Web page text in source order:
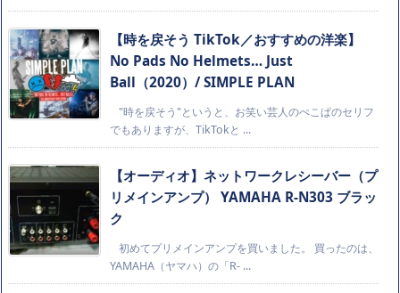
【時を戻そう TikTok／おすすめの洋楽】
No Pads No Helmets… Just
Ball（2020）/ SIMPLE PLAN
"時を戻そう"というと、お笑い芸人のぺこぱのセリフ
でもありますが、TikTokと ...
【オーディオ】ネットワークレシーバー（プ
リメインアンプ） YAMAHA R-N303 ブラッ
ク
初めてプリメインアンプを買いました。 買ったのは、
YAMAHA（ヤマハ）の「R- ...